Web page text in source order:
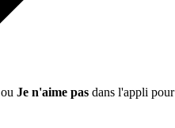
ou Je n'aime pas dans l'appli pour